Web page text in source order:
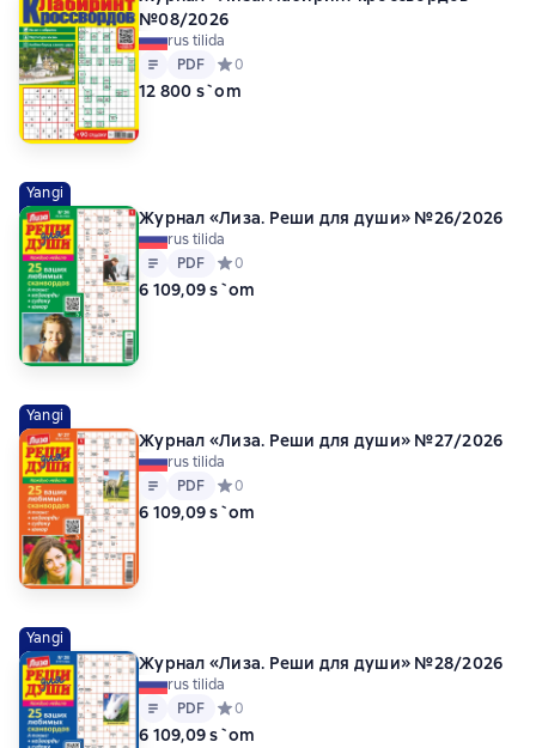
№08/2026
rus tilida
Matn
PDF
PDF Средний рейтинг 0 на основе 0 оценок
0
12 800 s`om
Yangi
Журнал «Лиза. Реши для души» №26/2026
rus tilida
Matn
PDF
PDF Средний рейтинг 0 на основе 0 оценок
0
6 109,09 s`om
Yangi
Журнал «Лиза. Реши для души» №27/2026
rus tilida
Matn
PDF
PDF Средний рейтинг 0 на основе 0 оценок
0
6 109,09 s`om
Yangi
Журнал «Лиза. Реши для души» №28/2026
rus tilida
Matn
PDF
PDF Средний рейтинг 0 на основе 0 оценок
0
6 109,09 s`om